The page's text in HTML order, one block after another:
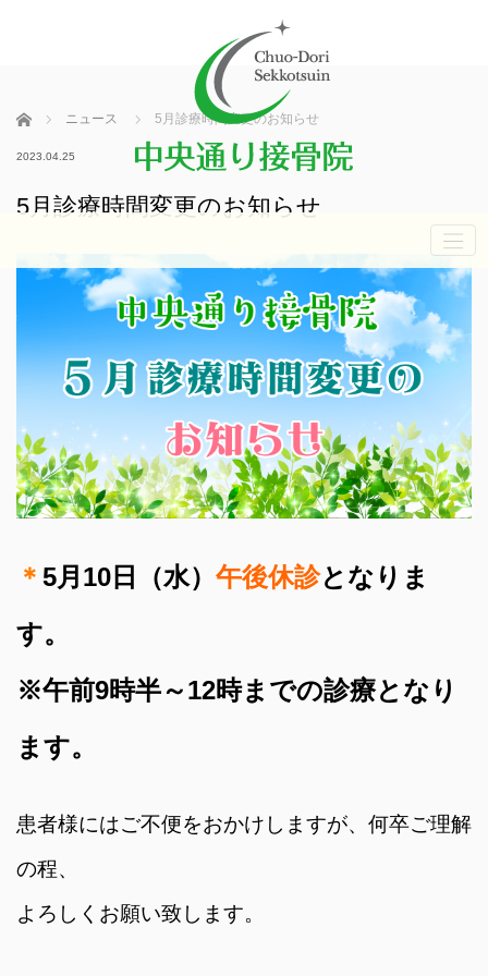
ホーム ニュース 5月診療時間変更のお知らせ
2023.04.25
5月診療時間変更のお知らせ
＊ 5月10日（水） 午後休診となりま
す。
※午前9時半～12時までの診療となり
ます。
患者様にはご不便をおかけしますが、何卒ご理解
の程、
よろしくお願い致します。